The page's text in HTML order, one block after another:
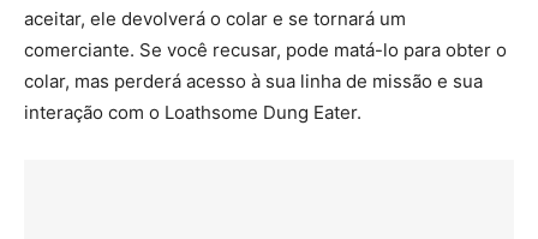
aceitar, ele devolverá o colar e se tornará um
comerciante. Se você recusar, pode matá-lo para obter o
colar, mas perderá acesso à sua linha de missão e sua
interação com o Loathsome Dung Eater.